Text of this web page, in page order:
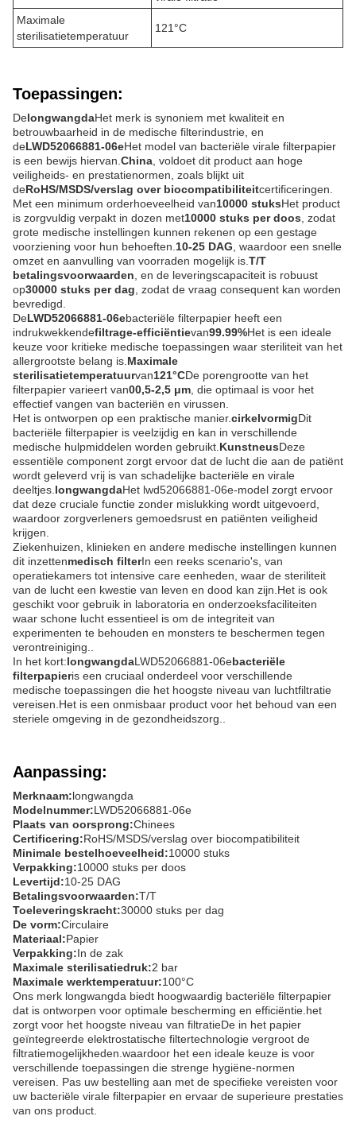
Maximale
sterilisatietemperatuur
121°C
Toepassingen:
DelongwangdaHet merk is synoniem met kwaliteit en
betrouwbaarheid in de medische filterindustrie, en
deLWD52066881-06eHet model van bacteriële virale filterpapier
is een bewijs hiervan. China , voldoet dit product aan hoge
veiligheids- en prestatienormen, zoals blijkt uit
deRoHS/MSDS/verslag over biocompatibiliteitcertificeringen.
Met een minimum orderhoeveelheid van10000 stuksHet product
is zorgvuldig verpakt in dozen met10000 stuks per doos , zodat
grote medische instellingen kunnen rekenen op een gestage
voorziening voor hun behoeften. 10-25 DAG , waardoor een snelle
omzet en aanvulling van voorraden mogelijk is. T/T
betalingsvoorwaarden , en de leveringscapaciteit is robuust
op30000 stuks per dag , zodat de vraag consequent kan worden
bevredigd.
DeLWD52066881-06ebacteriële filterpapier heeft een
indrukwekkendefiltrage-efficiëntievan99.99%Het is een ideale
keuze voor kritieke medische toepassingen waar steriliteit van het
allergrootste belang is. Maximale
sterilisatietemperatuurvan121°CDe porengrootte van het
filterpapier varieert van00,5-2,5 μm , die optimaal is voor het
effectief vangen van bacteriën en virussen.
Het is ontworpen op een praktische manier.cirkelvormigDit
bacteriële filterpapier is veelzijdig en kan in verschillende
medische hulpmiddelen worden gebruikt. KunstneusDeze
essentiële component zorgt ervoor dat de lucht die aan de patiënt
wordt geleverd vrij is van schadelijke bacteriële en virale
deeltjes. longwangdaHet lwd52066881-06e-model zorgt ervoor
dat deze cruciale functie zonder mislukking wordt uitgevoerd,
waardoor zorgverleners gemoedsrust en patiënten veiligheid
krijgen.
Ziekenhuizen, klinieken en andere medische instellingen kunnen
dit inzettenmedisch filterIn een reeks scenario's, van
operatiekamers tot intensive care eenheden, waar de steriliteit
van de lucht een kwestie van leven en dood kan zijn.Het is ook
geschikt voor gebruik in laboratoria en onderzoeksfaciliteiten
waar schone lucht essentieel is om de integriteit van
experimenten te behouden en monsters te beschermen tegen
verontreiniging..
In het kort:longwangdaLWD52066881-06ebacteriële
filterpapieris een cruciaal onderdeel voor verschillende
medische toepassingen die het hoogste niveau van luchtfiltratie
vereisen.Het is een onmisbaar product voor het behoud van een
steriele omgeving in de gezondheidszorg..
Aanpassing:
Merknaam:longwangda
Modelnummer:LWD52066881-06e
Plaats van oorsprong:Chinees
Certificering:RoHS/MSDS/verslag over biocompatibiliteit
Minimale bestelhoeveelheid:10000 stuks
Verpakking:10000 stuks per doos
Levertijd:10-25 DAG
Betalingsvoorwaarden:T/T
Toeleveringskracht:30000 stuks per dag
De vorm:Circulaire
Materiaal:Papier
Verpakking:In de zak
Maximale sterilisatiedruk:2 bar
Maximale werktemperatuur:100°C
Ons merk longwangda biedt hoogwaardig bacteriële filterpapier
dat is ontworpen voor optimale bescherming en efficiëntie.het
zorgt voor het hoogste niveau van filtratieDe in het papier
geïntegreerde elektrostatische filtertechnologie vergroot de
filtratiemogelijkheden.waardoor het een ideale keuze is voor
verschillende toepassingen die strenge hygiëne-normen
vereisen. Pas uw bestelling aan met de specifieke vereisten voor
uw bacteriële virale filterpapier en ervaar de superieure prestaties
van ons product.